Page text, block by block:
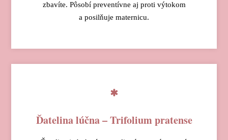
zbavíte. Pôsobí preventívne aj proti výtokom
a posilňuje maternicu.
Ďatelina lúčna – Trifolium pratense